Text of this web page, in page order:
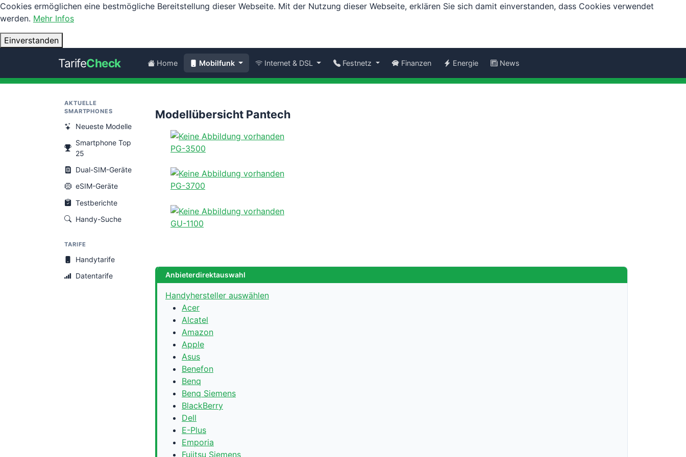
Cookies ermöglichen eine bestmögliche Bereitstellung dieser Webseite. Mit der Nutzung dieser Webseite, erklären Sie sich damit einverstanden, dass Cookies verwendet
werden. Mehr Infos
Einverstanden
TarifeCheck Home Mobilfunk Internet & DSL Festnetz Finanzen Energie News
AKTUELLE
SMARTPHONES
Neueste Modelle
Smartphone Top
25
Dual-SIM-Geräte
eSIM-Geräte
Testberichte
Handy-Suche
TARIFE
Handytarife
Datentarife
Modellübersicht Pantech
PG-3500
PG-3700
GU-1100
Anbieterdirektauswahl
Handyhersteller auswählen
Acer
Alcatel
Amazon
Apple
Asus
Benefon
Benq
Benq Siemens
BlackBerry
Dell
E-Plus
Emporia
Fujitsu Siemens